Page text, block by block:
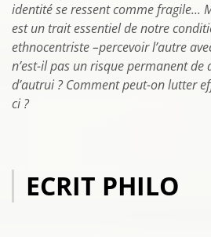
identité se ressent comme fragile...
est un trait essentiel de notre
ethnocentriste –percevoir l’autre
n’est-il pas un risque permanent
d’autrui ? Comment peut-on lutter
ci ?
ECRIT PHILO